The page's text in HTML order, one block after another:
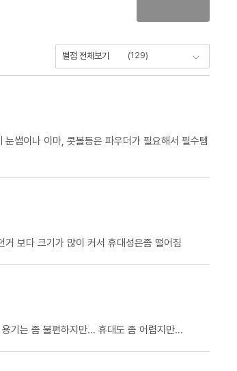
별점 전체보기 (129)
썹이나 이마, 콧볼등은 파우더가 필요해서 필수템
보다 크기가 많이 커서 휴대성은좀 떨어짐
기는 좀 불편하지만... 휴대도 좀 어렵지만...